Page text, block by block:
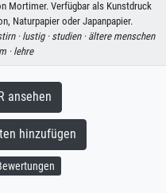
Mortimer. Verfügbar als Kunstdruck
Naturpapier oder Japanpapier.
· lustig · studien · ältere menschen
· lehre
ansehen
hinzufügen